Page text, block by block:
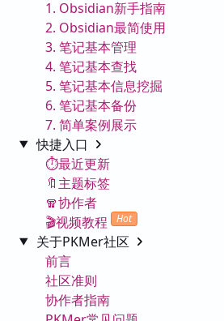
1. Obsidian新手指南
2. Obsidian最简使用
3. 笔记基本管理
4. 笔记基本查找
5. 笔记基本信息挖掘
6. 笔记基本备份
7. 简单案例展示
快捷入口
⏱️最近更新
🔖主题标签
🧣协作者
🎬视频教程
Hot
关于PKMer社区
前言
社区准则
协作者指南